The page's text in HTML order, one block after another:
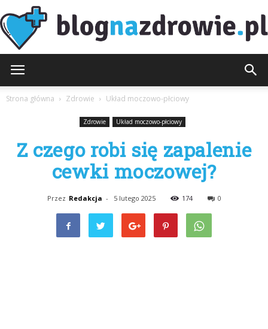
Strona główna Zdrowie Układ moczowo-płciowy
Zdrowie Układ moczowo-płciowy
Z czego robi się zapalenie
cewki moczowej?
Przez Redakcja - 5 lutego 2025 174 0